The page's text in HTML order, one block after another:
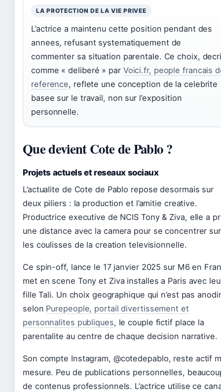
LA PROTECTION DE LA VIE PRIVEE
L’actrice a maintenu cette position pendant des
annees, refusant systematiquement de
commenter sa situation parentale. Ce choix,
comme « deliberé » par Voici.fr, people francais
reference, reflete une conception de la celebrite
basee sur le travail, non sur l’exposition
personnelle.
Que devient Cote de Pablo ?
Projets actuels et reseaux sociaux
L’actualite de Cote de Pablo repose desormais sur
deux piliers : la production et l’amitie creative.
Productrice executive de NCIS Tony & Ziva, elle a
une distance avec la camera pour se concentrer sur
les coulisses de la creation televisionnelle.
Ce spin-off, lance le 17 janvier 2025 sur M6 en
met en scene Tony et Ziva installes a Paris avec
fille Tali. Un choix geographique qui n’est pas
selon Purepeople, portail divertissement et
personnalites publiques, le couple fictif place la
parentalite au centre de chaque decision narrative.
Son compte Instagram, @cotedepablo, reste actif
mesure. Peu de publications personnelles,
de contenus professionnels. L’actrice utilise ce